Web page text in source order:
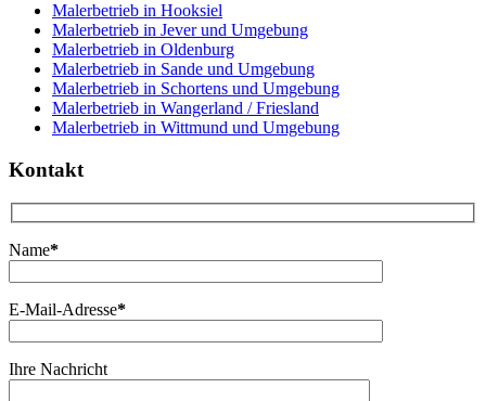
Malerbetrieb in Hooksiel
Malerbetrieb in Jever und Umgebung
Malerbetrieb in Oldenburg
Malerbetrieb in Sande und Umgebung
Malerbetrieb in Schortens und Umgebung
Malerbetrieb in Wangerland / Friesland
Malerbetrieb in Wittmund und Umgebung
Kontakt
Name*
E-Mail-Adresse*
Ihre Nachricht